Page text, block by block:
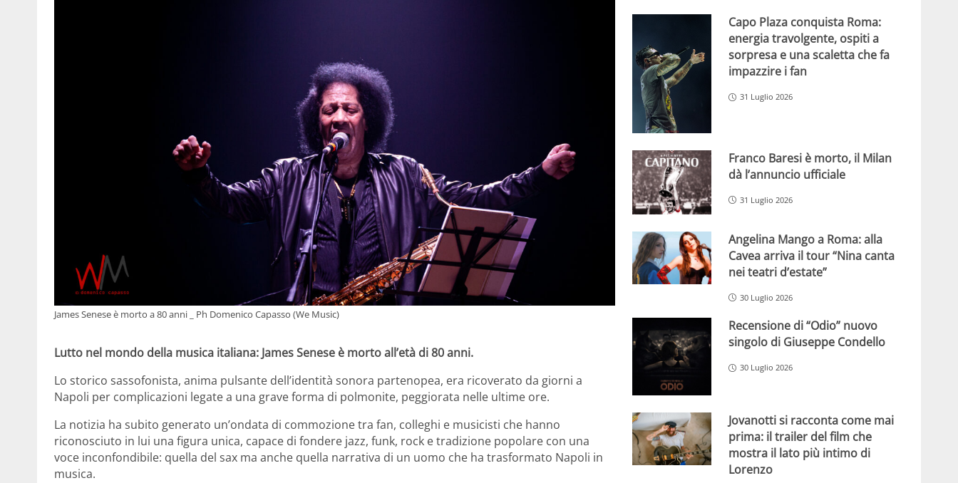
James Senese è morto a 80 anni _ Ph Domenico Capasso (We Music)
Lutto nel mondo della musica italiana: James Senese è morto all’età di 80 anni.
Lo storico sassofonista, anima pulsante dell’identità sonora partenopea, era ricoverato da giorni a
Napoli per complicazioni legate a una grave forma di polmonite, peggiorata nelle ultime ore.
La notizia ha subito generato un’ondata di commozione tra fan, colleghi e musicisti che hanno
riconosciuto in lui una figura unica, capace di fondere jazz, funk, rock e tradizione popolare con una
voce inconfondibile: quella del sax ma anche quella narrativa di un uomo che ha trasformato Napoli in
musica.
Capo Plaza conquista Roma:
energia travolgente, ospiti a
sorpresa e una scaletta che fa
impazzire i fan
31 Luglio 2026
Franco Baresi è morto, il Milan
dà l’annuncio ufficiale
31 Luglio 2026
Angelina Mango a Roma: alla
Cavea arriva il tour “Nina canta
nei teatri d’estate”
30 Luglio 2026
Recensione di “Odio” nuovo
singolo di Giuseppe Condello
30 Luglio 2026
Jovanotti si racconta come mai
prima: il trailer del film che
mostra il lato più intimo di
Lorenzo